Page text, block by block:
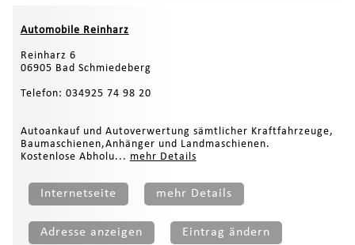
Automobile Reinharz
Reinharz 6
06905 Bad Schmiedeberg
Telefon: 034925 74 98 20
Autoankauf und Autoverwertung sämtlicher Kraftfahrzeuge,
Baumaschienen,Anhänger und Landmaschienen.
Kostenlose Abholu... mehr Details
Internetseite mehr Details
Adresse anzeigen Eintrag ändern